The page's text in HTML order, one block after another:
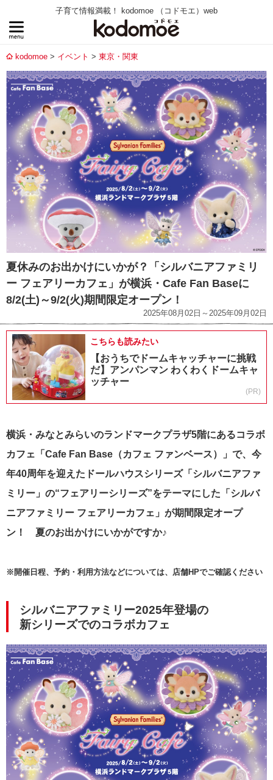
子育て情報満載！ kodomoe （コドモエ）web
kodomoe イベント 東京・関東
夏休みのお出かけにいかが？「シルバニアファミリ
ー フェアリーカフェ」が横浜・Cafe Fan Baseに
8/2(土)～9/2(火)期間限定オープン！
2025年08月02日～2025年09月02日
こちらも読みたい
【おうちでドームキャッチャーに挑戦
だ】アンパンマン わくわくドームキャ
ッチャー
(PR)
横浜・みなとみらいのランドマークプラザ5階にあるコラボ
カフェ「Cafe Fan Base（カフェ ファンベース）」で、今
年40周年を迎えたドールハウスシリーズ「シルバニアファ
ミリー」の“フェアリーシリーズ”をテーマにした「シルバ
ニアファミリー フェアリーカフェ」が期間限定オープ
ン！ 夏のお出かけにいかがですか♪
※開催日程、予約・利用方法などについては、店舗HPでご確認ください
シルバニアファミリー2025年登場の
新シリーズでのコラボカフェ